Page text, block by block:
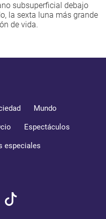
subsuperficial debajo
la sexta luna más grande
de vida.
Mundo
Espectáculos
especiales